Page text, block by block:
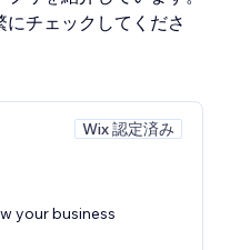
チェックしてくださ
Wix 認定済み
your business